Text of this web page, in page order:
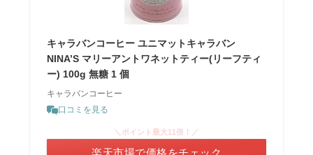
キャラバンコーヒー ユニマットキャラバン
NINA’S マリーアントワネットティー(リーフティ
ー) 100g 無糖 1 個
キャラバンコーヒー
口コミを見る
＼ポイント最大11倍！／